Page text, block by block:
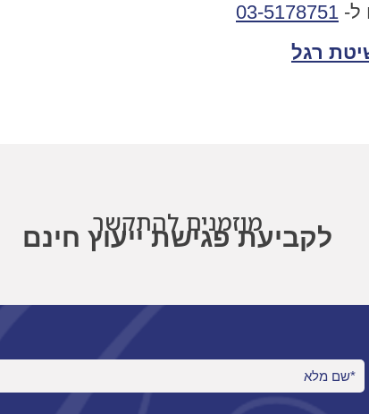
ל- 03-5178751
רגל
מוזמנים להתקשר
לקביעת פגישת ייעוץ חינם